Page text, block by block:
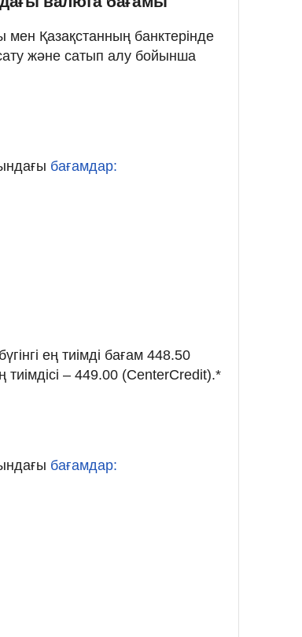
Қазақстанның банктерінде
және сатып алу бойынша
бағамдар:
ең тиімді бағам 448.50
– 449.00 (CenterCredit).*
бағамдар: